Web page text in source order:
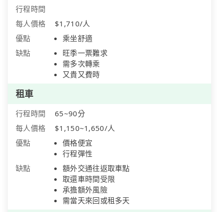
行程時間
每人價格
$1,710/人
優點
乘坐舒適
缺點
旺季一票難求
需多次轉乘
又貴又費時
租車
行程時間
65~90分
每人價格
$1,150~1,650/人
優點
價格便宜
行程彈性
缺點
額外交通往返取車點
取還車時間受限
承擔額外風險
需當天來回或租多天